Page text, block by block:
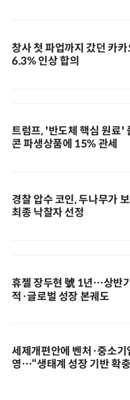
창사 첫 파업까지 갔던 카
6.3% 인상 합의
트럼프, '반도체 핵심 원료'
콘 파생상품에 15% 관세
경찰 압수 코인, 두나무가
최종 낙찰자 선정
휴젤 장두현 號 1년…상반
적·글로벌 성장 본궤도
세제개편안에 벤처·중소기
영…“생태계 성장 기반 확